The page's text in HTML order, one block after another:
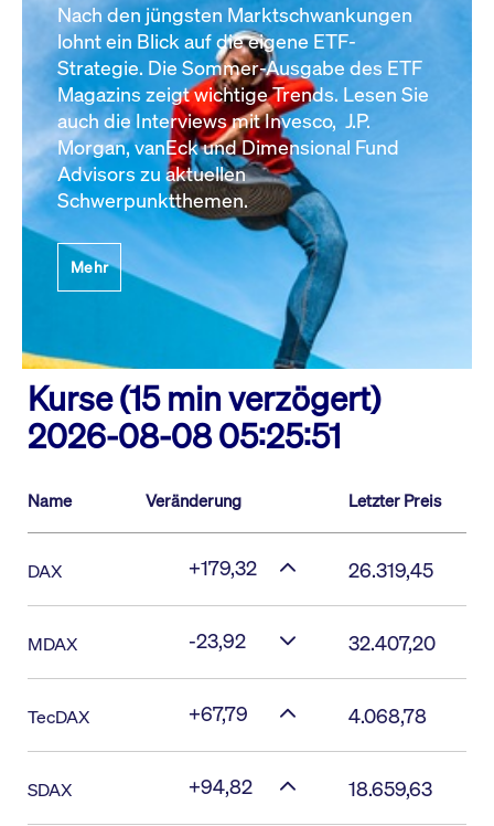
Nach den jüngsten Marktschwankungen
lohnt ein Blick auf die eigene ETF-
Strategie. Die Sommer-Ausgabe des ETF
Magazins zeigt wichtige Trends. Lesen Sie
auch die Interviews mit Invesco, J.P.
Morgan, vanEck und Dimensional Fund
Advisors zu aktuellen
Schwerpunktthemen.
Mehr
Kurse (15 min verzögert)
2026-08-08 05:25:51
Name Veränderung Letzter Preis
DAX +179,32 26.319,45
MDAX -23,92 32.407,20
TecDAX +67,79 4.068,78
SDAX +94,82 18.659,63